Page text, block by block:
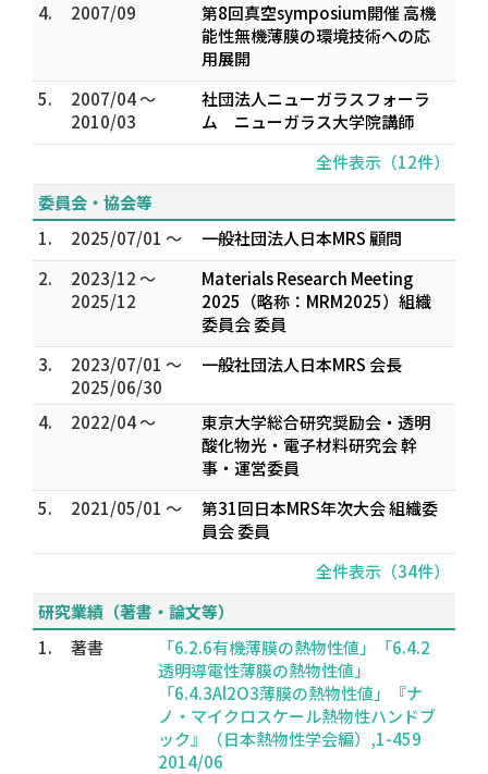
4.
2007/09
第8回真空symposium開催 高機
能性無機薄膜の環境技術への応
用展開
5.
2007/04 ～
2010/03
社団法人ニューガラスフォーラ
ム ニューガラス大学院講師
全件表示（12件）
委員会・協会等
1.
2025/07/01 ～
一般社団法人日本MRS 顧問
2.
2023/12 ～
2025/12
Materials Research Meeting
2025（略称：MRM2025）組織
委員会 委員
3.
2023/07/01 ～
2025/06/30
一般社団法人日本MRS 会長
4. 2022/04 ～
東京大学総合研究奨励会・透明
酸化物光・電子材料研究会 幹
事・運営委員
5.
2021/05/01 ～
第31回日本MRS年次大会 組織委
員会 委員
全件表示（34件）
研究業績（著書・論文等）
1.
著書
「6.2.6有機薄膜の熱物性値」「6.4.2
透明導電性薄膜の熱物性値」
「6.4.3Al2O3薄膜の熱物性値」『ナ
ノ・マイクロスケール熱物性ハンドブ
ック』（日本熱物性学会編）,1-459
2014/06